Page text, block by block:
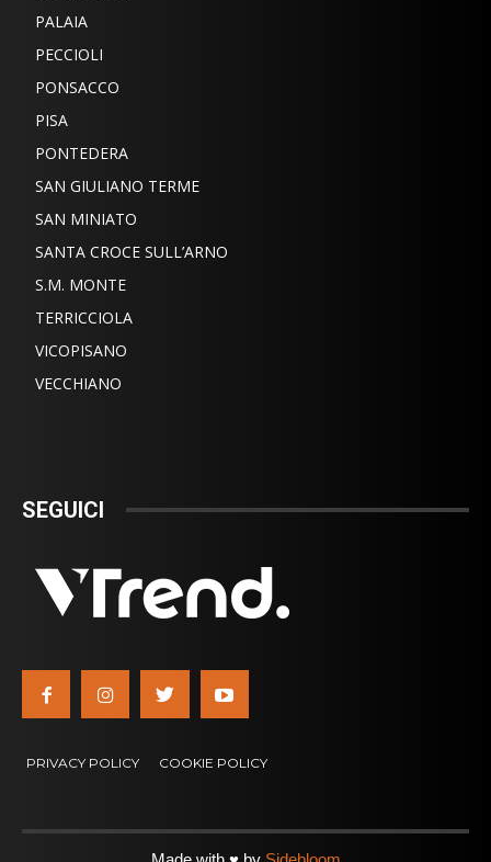
PALAIA
PECCIOLI
PONSACCO
PISA
PONTEDERA
SAN GIULIANO TERME
SAN MINIATO
SANTA CROCE SULL’ARNO
S.M. MONTE
TERRICCIOLA
VICOPISANO
VECCHIANO
SEGUICI
PRIVACY POLICY COOKIE POLICY